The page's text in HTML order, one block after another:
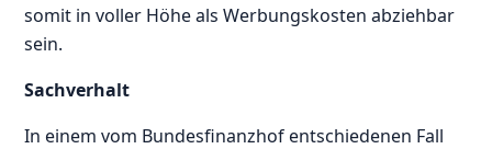
somit in voller Höhe als Werbungskosten abziehbar
sein.
Sachverhalt
In einem vom Bundesfinanzhof entschiedenen Fall